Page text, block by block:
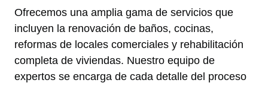
Ofrecemos una amplia gama de servicios que
incluyen la renovación de baños, cocinas,
reformas de locales comerciales y rehabilitación
completa de viviendas. Nuestro equipo de
expertos se encarga de cada detalle del proceso